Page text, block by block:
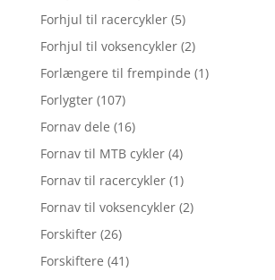
Forhjul til racercykler (5)
Forhjul til voksencykler (2)
Forlængere til frempinde (1)
Forlygter (107)
Fornav dele (16)
Fornav til MTB cykler (4)
Fornav til racercykler (1)
Fornav til voksencykler (2)
Forskifter (26)
Forskiftere (41)